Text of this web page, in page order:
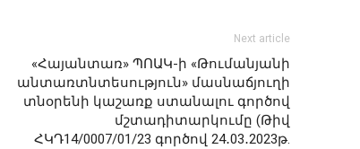
Next article
«Հայանտառ» ՊՈԱԿ-ի «Թումանյանի
անտառտնտեսություն» մասնաճյուղի
տնօրենի կաշառք ստանալու գործով
մշտադիտարկումը (Թիվ
ՀԿԴ14/0007/01/23 գործով 24․03․2023թ.